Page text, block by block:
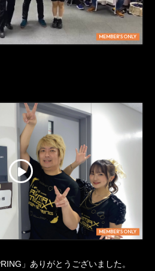
MEMBER'S ONLY
MEMBER'S ONLY
」ありがとうございました。